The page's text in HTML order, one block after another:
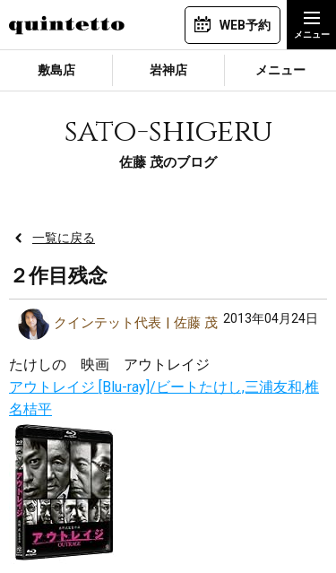
WEB予約
敷島店 岩神店 メニュー
sato-shigeru
佐藤 茂のブログ
一覧に戻る
２作目残念
クインテット代表 佐藤 茂 2013年04月24日
たけしの 映画 アウトレイジ
アウトレイジ [Blu-ray]/ビートたけし,三浦友和,椎
名桔平